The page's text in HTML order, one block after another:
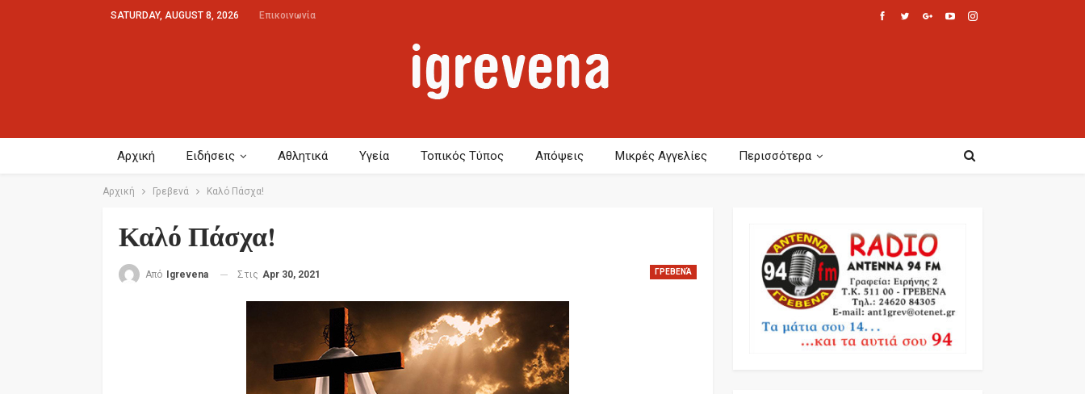
SATURDAY, AUGUST 8, 2026 Επικοινωνία
Αρχική Ειδήσεις Αθλητικά Υγεία Τοπικός Τύπος Απόψεις Μικρές Αγγελίες Περισσότερα
Αρχική Γρεβενά Καλό Πάσχα!
Καλό Πάσχα!
ΓΡΕΒΕΝΆ
Από Igrevena Στις Apr 30, 2021